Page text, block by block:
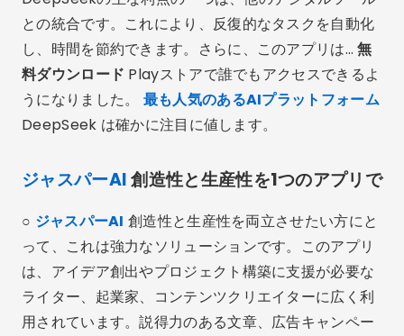
との統合です。これにより、反復的なタスクを自動化
し、時間を節約できます。さらに、このアプリは…無
料ダウンロード Playストアで誰でもアクセスできるよ
うになりました。 最も人気のあるAIプラットフォーム
DeepSeek は確かに注目に値します。
ジャスパーAI創造性と生産性を1つのアプリで
○ ジャスパーAI 創造性と生産性を両立させたい方にと
って、これは強力なソリューションです。このアプリ
は、アイデア創出やプロジェクト構築に支援が必要な
ライター、起業家、コンテンツクリエイターに広く利
用されています。説得力のある文章、広告キャンペー